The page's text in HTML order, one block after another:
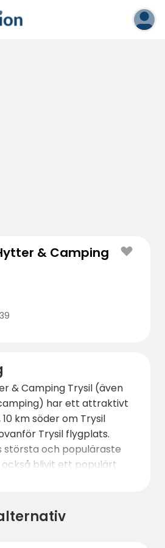
& Camping
& Camping Trysil (även
har ett attraktivt
10 km söder om Trysil
Trysil flygplats.
största och populäraste
blivit ett populärt
anläggningar har
golffiske och
några av aktiviteterna.